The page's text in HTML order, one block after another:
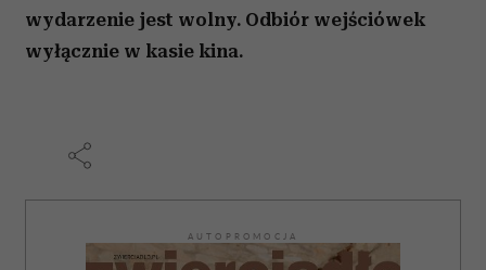
wydarzenie jest wolny. Odbiór wejściówek
wyłącznie w kasie kina.
AUTOPROMOCJA